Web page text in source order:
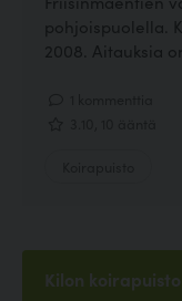
pohjoispuolella.
2008. Aitauksia
Kilon koirapuisto